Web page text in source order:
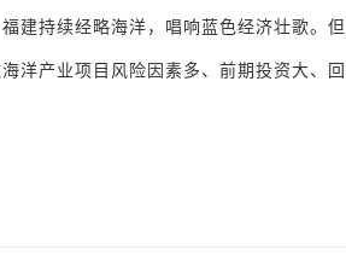
建持续经略海洋，唱响蓝色经济壮歌。但
洋产业项目风险因素多、前期投资大、回